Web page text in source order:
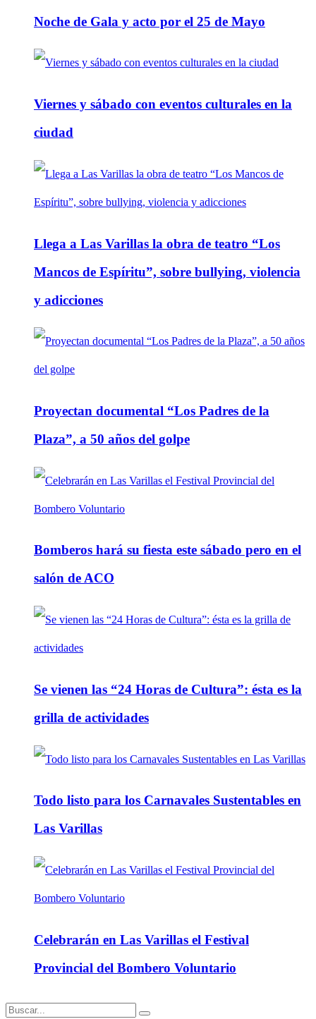
Noche de Gala y acto por el 25 de Mayo
Viernes y sábado con eventos culturales en la
ciudad
Llega a Las Varillas la obra de teatro “Los
Mancos de Espíritu”, sobre bullying, violencia
y adicciones
Proyectan documental “Los Padres de la
Plaza”, a 50 años del golpe
Bomberos hará su fiesta este sábado pero en el
salón de ACO
Se vienen las “24 Horas de Cultura”: ésta es la
grilla de actividades
Todo listo para los Carnavales Sustentables en
Las Varillas
Celebrarán en Las Varillas el Festival
Provincial del Bombero Voluntario